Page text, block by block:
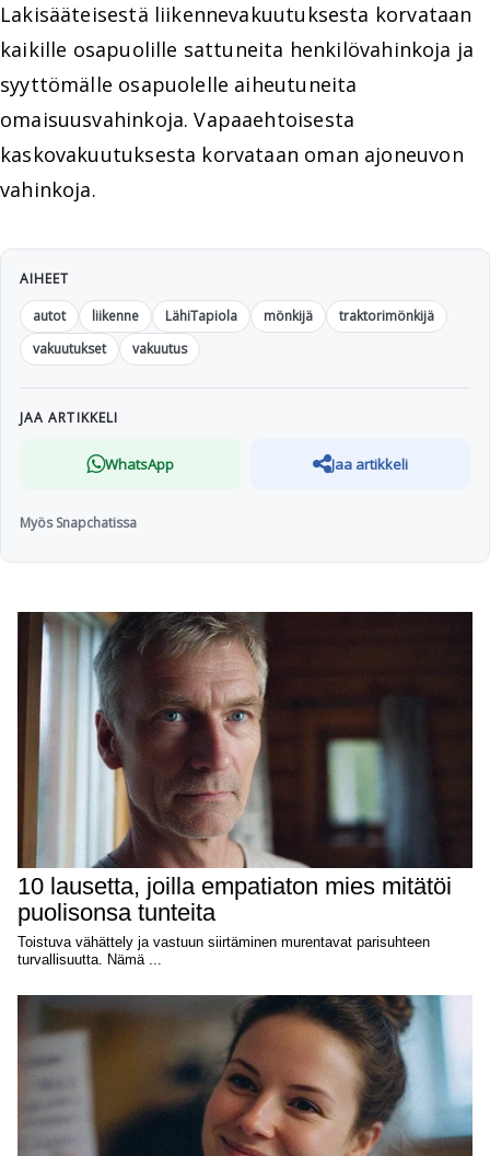
Lakisääteisestä liikennevakuutuksesta korvataan
kaikille osapuolille sattuneita henkilövahinkoja ja
syyttömälle osapuolelle aiheutuneita
omaisuusvahinkoja. Vapaaehtoisesta
kaskovakuutuksesta korvataan oman ajoneuvon
vahinkoja.
AIHEET
autot
liikenne LähiTapiola mönkijä
traktorimönkijä
vakuutukset
vakuutus
JAA ARTIKKELI
WhatsApp Jaa artikkeli
Myös Snapchatissa